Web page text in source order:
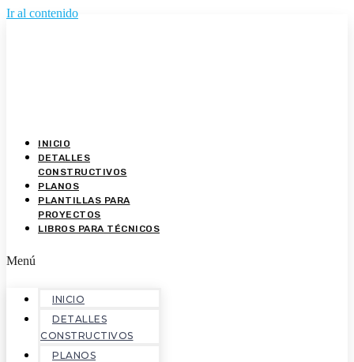
Ir al contenido
INICIO
DETALLES
CONSTRUCTIVOS
PLANOS
PLANTILLAS PARA
PROYECTOS
LIBROS PARA TÉCNICOS
Menú
INICIO
DETALLES
CONSTRUCTIVOS
PLANOS